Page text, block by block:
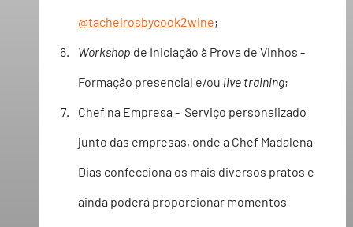
@tacheirosbycook2wine;
Workshop de Iniciação à Prova de Vinhos -
Formação presencial e/ou live training;
Chef na Empresa -  Serviço personalizado
junto das empresas, onde a Chef Madalena
Dias confecciona os mais diversos pratos e
ainda poderá proporcionar momentos